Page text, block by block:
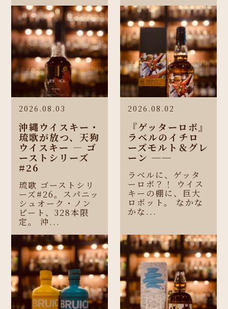
2026.08.03
沖縄ウイスキー・
琉歌が放つ、天狗
ウイスキー ― ゴ
ーストシリーズ
#26
琉歌 ゴーストシリ
ーズ#26。スパニッ
シュオーク・ノン
ピート、328本限
定。 沖...
2026.08.02
『ゲッターロボ』
ラベルのイチロ
ーズモルト＆グレ
ーン ──
ラベルに、ゲッタ
ーロボ？！ ウイス
キーの棚に、巨大
ロボット。 なかな
かな...